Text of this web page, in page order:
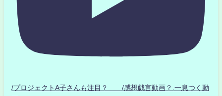
/プロジェクトA子さんも注目？ /感想戯言動画？.一息つく動